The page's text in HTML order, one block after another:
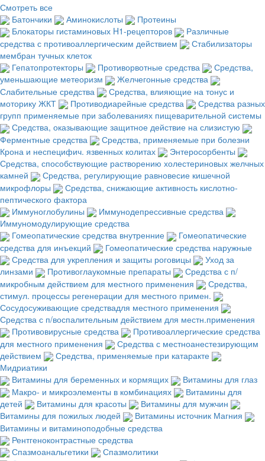
Смотреть все
Батончики
Аминокислоты
Протеины
Блокаторы гистаминовых H1-рецепторов
Различные
средства с противоаллергическим действием
Стабилизаторы
мембран тучных клеток
Гепатопротекторы
Противорвотные средства
Средства,
уменьшающие метеоризм
Желчегонные средства
Слабительные средства
Средства, влияющие на тонус и
моторику ЖКТ
Противодиарейные средства
Средства разных
групп применяемые при заболеваниях пищеварительной системы
Средства, оказывающие защитное действие на слизистую
Ферментные средства
Средства, применяемые при болезни
Крона и неспецифич. язвенных колитах
Энтеросорбенты
Средства, способствующие растворению холестериновых желчных
камней
Средства, регулирующие равновесие кишечной
микрофлоры
Средства, снижающие активность кислотно-
пептического фактора
Иммуноглобулины
Иммунодепрессивные средства
Иммуномодулирующие средства
Гомеопатические средства внутренние
Гомеопатические
средства для инъекций
Гомеопатические средства наружные
Средства для укрепления и защиты роговицы
Уход за
линзами
Противоглаукомные препараты
Средства с п/
микробным действием для местного применения
Средства,
стимул. процессы регенерации для местного примен.
Сосудосуживающие средствадля местного применения
Средства с п/воспалительным действием для местн.применения
Противовирусные средства
Противоаллергические средства
для местного применения
Средства с местноанестезирующим
действием
Средства, применяемые при катаракте
Мидриатики
Витамины для беременных и кормящих
Витамины для глаз
Макро- и микроэлементы в комбинациях
Витамины для
детей
Витамины для красоты
Витамины для мужчин
Витамины для пожилых людей
Витамины источник Магния
Витамины и витаминоподобные средства
Рентгеноконтрастные средства
Спазмоанальгетики
Спазмолитики